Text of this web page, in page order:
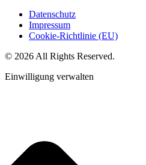
Datenschutz
Impressum
Cookie-Richtlinie (EU)
© 2026 All Rights Reserved.
Einwilligung verwalten